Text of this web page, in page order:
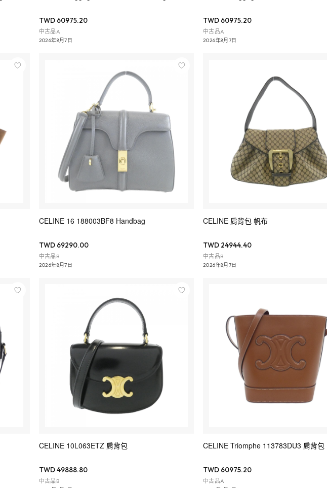
TWD 60975.20
中古品A
2026年8月7日
TWD 60975.20
中古品A
2026年8月7日
CELINE 16 188003BF8 Handbag
TWD 69290.00
中古品B
2026年8月7日
CELINE 肩背包 帆布
TWD 24944.40
中古品B
2026年8月7日
CELINE 10L063ETZ 肩背包
TWD 49888.80
中古品B
CELINE Triomphe 113783DU3 肩背包
TWD 60975.20
中古品A